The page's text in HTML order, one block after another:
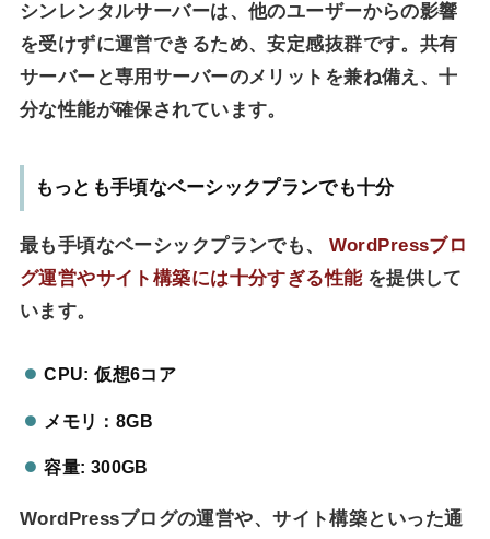
シンレンタルサーバーは、他のユーザーからの影響
を受けずに運営できるため、安定感抜群です。共有
サーバーと専用サーバーのメリットを兼ね備え、十
分な性能が確保されています。
もっとも手頃なベーシックプランでも十分
最も手頃なベーシックプランでも、
WordPressブロ
グ運営やサイト構築には十分すぎる性能 を提供して
います。
CPU: 仮想6コア
メモリ：8GB
容量: 300GB
WordPressブログの運営や、サイト構築といった通